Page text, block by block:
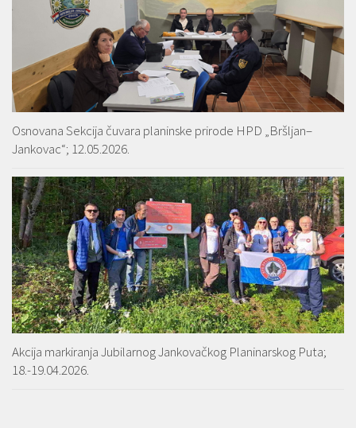
Osnovana Sekcija čuvara planinske prirode HPD „Bršljan–
Jankovac“; 12.05.2026.
Akcija markiranja Jubilarnog Jankovačkog Planinarskog Puta;
18.-19.04.2026.